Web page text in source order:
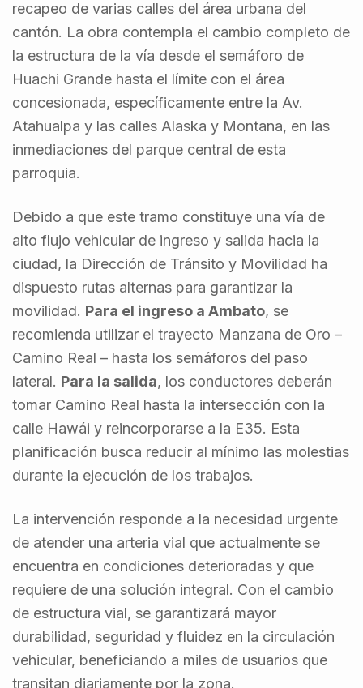
recapeo de varias calles del área urbana del
cantón. La obra contempla el cambio completo de
la estructura de la vía desde el semáforo de
Huachi Grande hasta el límite con el área
concesionada, específicamente entre la Av.
Atahualpa y las calles Alaska y Montana, en las
inmediaciones del parque central de esta
parroquia.
Debido a que este tramo constituye una vía de
alto flujo vehicular de ingreso y salida hacia la
ciudad, la Dirección de Tránsito y Movilidad ha
dispuesto rutas alternas para garantizar la
movilidad. Para el ingreso a Ambato, se
recomienda utilizar el trayecto Manzana de Oro –
Camino Real – hasta los semáforos del paso
lateral. Para la salida, los conductores deberán
tomar Camino Real hasta la intersección con la
calle Hawái y reincorporarse a la E35. Esta
planificación busca reducir al mínimo las molestias
durante la ejecución de los trabajos.
La intervención responde a la necesidad urgente
de atender una arteria vial que actualmente se
encuentra en condiciones deterioradas y que
requiere de una solución integral. Con el cambio
de estructura vial, se garantizará mayor
durabilidad, seguridad y fluidez en la circulación
vehicular, beneficiando a miles de usuarios que
transitan diariamente por la zona.